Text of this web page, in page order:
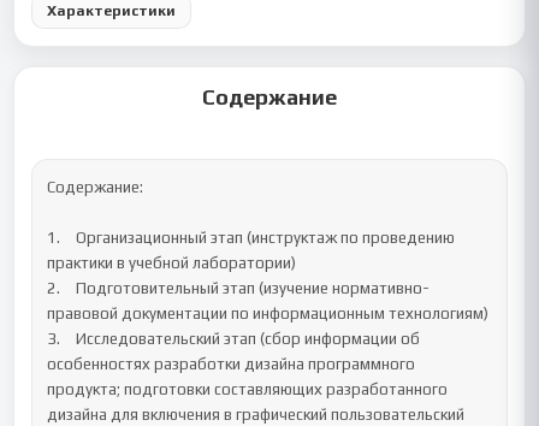
Характеристики
Содержание
Содержание:
1.	Организационный этап (инструктаж по проведению
практики в учебной лаборатории)
2.	Подготовительный этап (изучение нормативно-
правовой документации по информационным технологиям)
3.	Исследовательский этап (сбор информации об
особенностях разработки дизайна программного
продукта; подготовки составляющих разработанного
дизайна для включения в графический пользовательский